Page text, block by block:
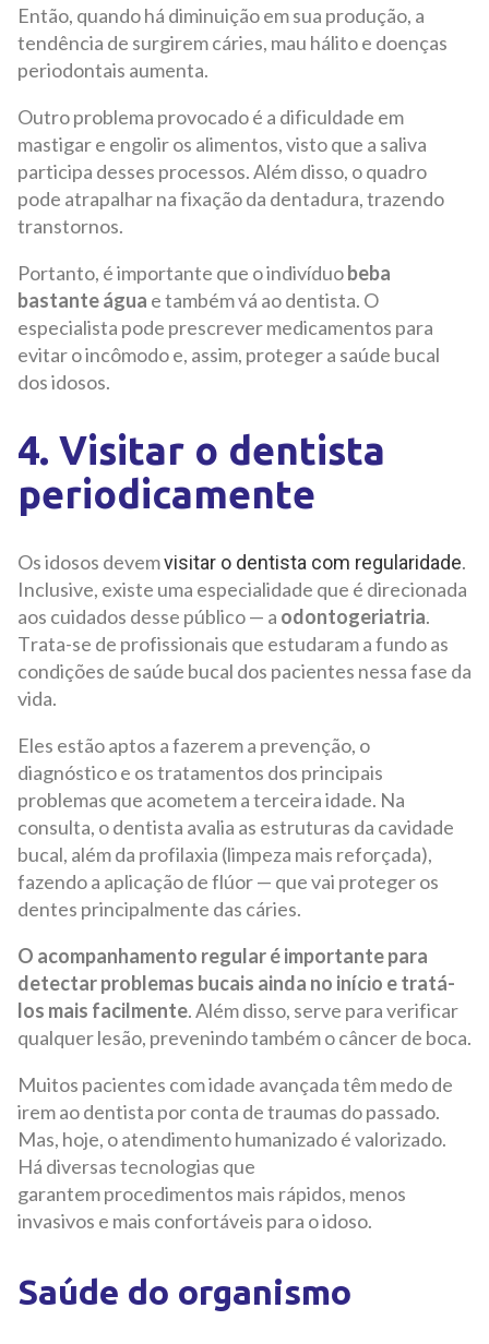
Então, quando há diminuição em sua produção, a
tendência de surgirem cáries, mau hálito e doenças
periodontais aumenta.
Outro problema provocado é a dificuldade em
mastigar e engolir os alimentos, visto que a saliva
participa desses processos. Além disso, o quadro
pode atrapalhar na fixação da dentadura, trazendo
transtornos.
Portanto, é importante que o indivíduobeba
bastante água e também vá ao dentista. O
especialista pode prescrever medicamentos para
evitar o incômodo e, assim, proteger a saúde bucal
dos idosos.
4. Visitar o dentista
periodicamente
Os idosos devemvisitar o dentista com regularidade.
Inclusive, existe uma especialidade que é direcionada
aos cuidados desse público — a odontogeriatria.
Trata-se de profissionais que estudaram a fundo as
condições de saúde bucal dos pacientes nessa fase da
vida.
Eles estão aptos a fazerem a prevenção, o
diagnóstico e os tratamentos dos principais
problemas que acometem a terceira idade. Na
consulta, o dentista avalia as estruturas da cavidade
bucal, além da profilaxia (limpeza mais reforçada),
fazendo a aplicação de flúor — que vai proteger os
dentes principalmente das cáries.
O acompanhamento regular é importante para
detectar problemas bucais ainda no início e tratá-
los mais facilmente. Além disso, serve para verificar
qualquer lesão, prevenindo também o câncer de boca.
Muitos pacientes com idade avançada têm medo de
irem ao dentista por conta de traumas do passado.
Mas, hoje, o atendimento humanizado é valorizado.
Há diversas tecnologias que
garantem procedimentos mais rápidos, menos
invasivos e mais confortáveis para o idoso.
Saúde do organismo